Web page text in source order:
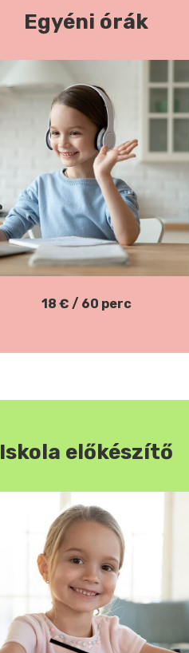
Egyéni órák
18 € / 60 perc
Iskola előkészítő